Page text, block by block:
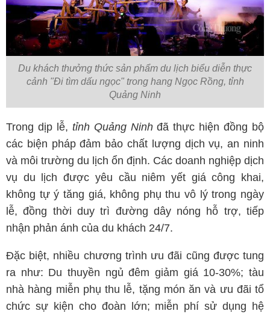
Du khách thưởng thức sản phẩm du lịch biểu diễn thực
cảnh "Đi tìm dấu ngọc" trong hang Ngọc Rồng, tỉnh
Quảng Ninh
Trong dịp lễ, tỉnh Quảng Ninhđã thực hiện đồng bộ
các biện pháp đảm bảo chất lượng dịch vụ, an ninh
và môi trường du lịch ổn định. Các doanh nghiệp dịch
vụ du lịch được yêu cầu niêm yết giá công khai,
không tự ý tăng giá, không phụ thu vô lý trong ngày
lễ, đồng thời duy trì đường dây nóng hỗ trợ, tiếp
nhận phản ánh của du khách 24/7.
Đặc biệt, nhiều chương trình ưu đãi cũng được tung
ra như: Du thuyền ngủ đêm giảm giá 10-30%; tàu
nhà hàng miễn phụ thu lễ, tặng món ăn và ưu đãi tổ
chức sự kiện cho đoàn lớn; miễn phí sử dụng hệ